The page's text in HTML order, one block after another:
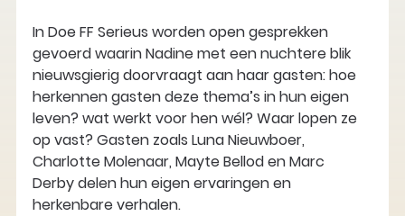
In Doe FF Serieus worden open gesprekken
gevoerd waarin Nadine met een nuchtere blik
nieuwsgierig doorvraagt aan haar gasten: hoe
herkennen gasten deze thema’s in hun eigen
leven? wat werkt voor hen wél? Waar lopen ze
op vast? Gasten zoals Luna Nieuwboer,
Charlotte Molenaar, Mayte Bellod en Marc
Derby delen hun eigen ervaringen en
herkenbare verhalen.